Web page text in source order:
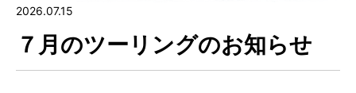
5.整備 ・ 修理を依頼する
2026.07.15
７月のツーリングのお知らせ